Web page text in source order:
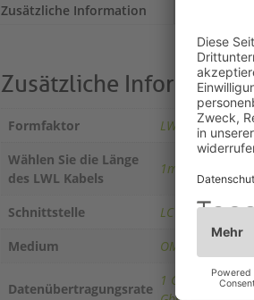
Zusätzliche Information
Zusätzliche Information
Formfaktor
LWL Kabel
Wählen Sie die Länge
des LWL Kabels
1m
Schnittstelle LC duplex,SC
Medium
OM4
Datenübertragungsrate
1 Gbps 10 Gbps